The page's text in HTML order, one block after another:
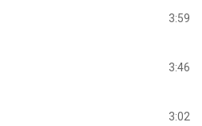
3:59
3:46
3:02